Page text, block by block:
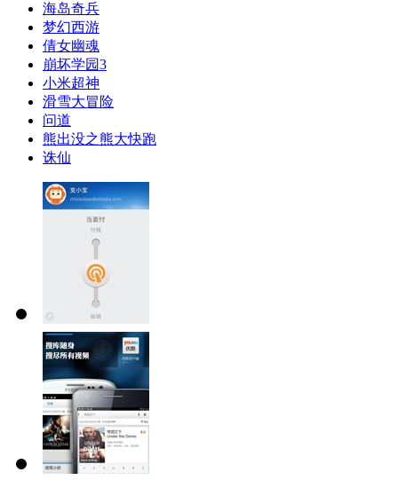
海岛奇兵
梦幻西游
倩女幽魂
崩坏学园3
小米超神
滑雪大冒险
问道
熊出没之熊大快跑
诛仙